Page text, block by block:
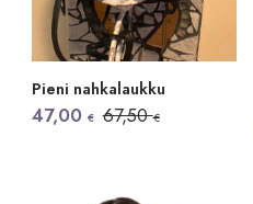
Pieni nahkalaukku
67,50€
Alkuperäinen
hinta
47,00€
Nykyinen
hinta